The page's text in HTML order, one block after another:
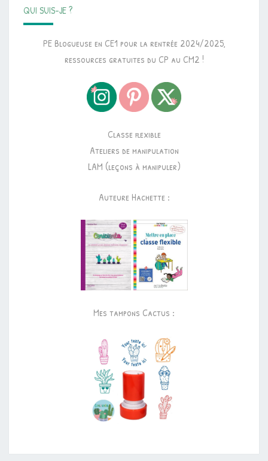
QUI SUIS-JE ?
PE Blogueuse en CE1 pour la rentrée 2024/2025,
ressources gratuites du CP au CM2 !
Classe flexible
Ateliers de manipulation
LAM (leçons à manipuler)
Auteure Hachette :
Mes tampons Cactus :